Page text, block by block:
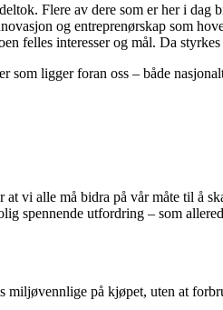
Flere av dere som er her i
og entreprenørskap som
felles interesser og mål. Da
ligger foran oss – både
vi alle må bidra på vår måte til å
spennende utfordring – som
på kjøpet, uten at